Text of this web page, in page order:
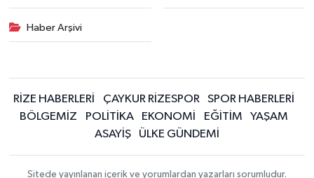
Haber Arşivi
RİZE HABERLERİ ÇAYKUR RİZESPOR
SPOR HABERLERİ
BÖLGEMİZ
POLİTİKA EKONOMİ EĞİTİM
YAŞAM
ASAYİŞ
ÜLKE GÜNDEMİ
Sitede yayınlanan içerik ve yorumlardan yazarları sorumludur.